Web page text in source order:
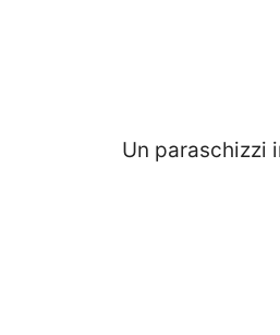
Un paraschizzi